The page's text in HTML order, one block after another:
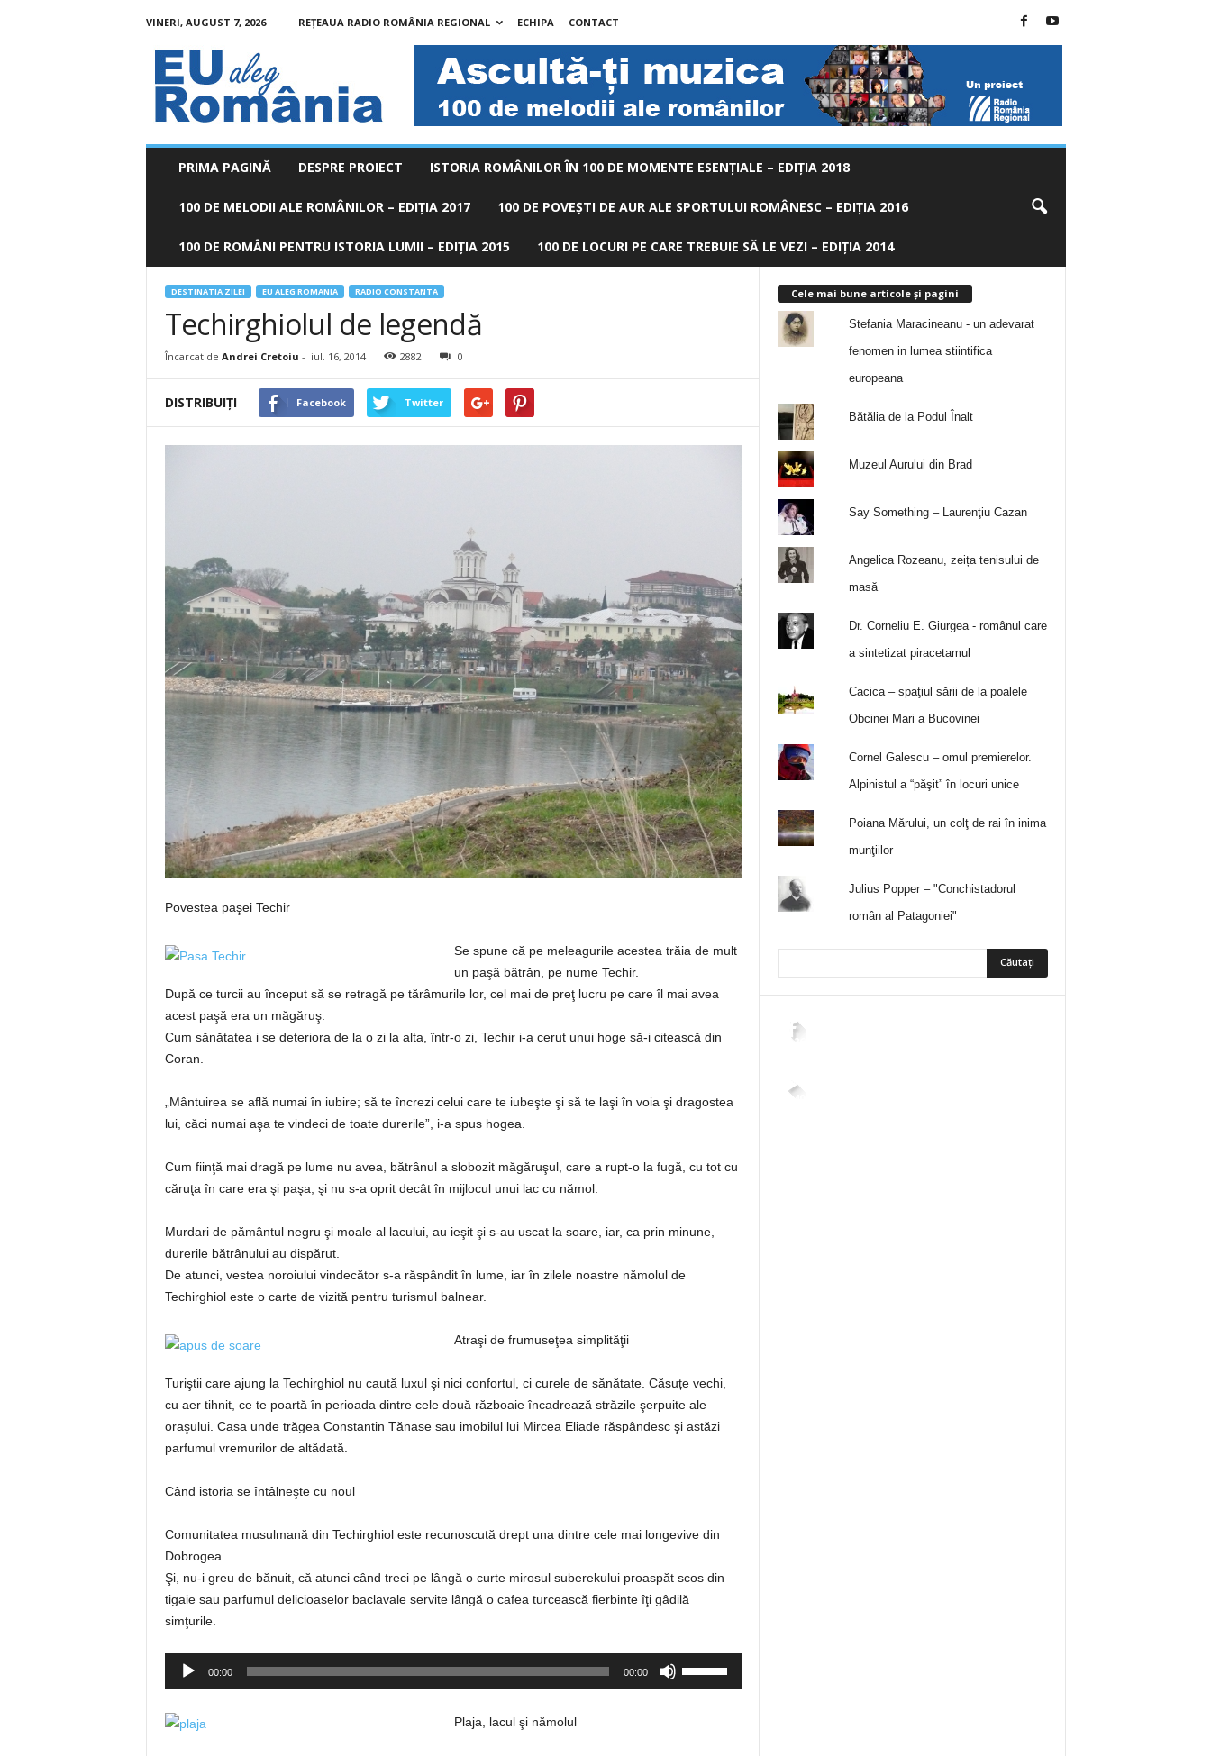
VINERI, AUGUST 7, 2026 REȚEAUA RADIO ROMÂNIA REGIONAL ECHIPA
CONTACT
aleg
România
PRIMA PAGINĂ DESPRE PROIECT ISTORIA ROMÂNILOR ÎN 100 DE MOMENTE ESENŢIALE – EDIŢIA 2018
100 DE MELODII ALE ROMÂNILOR – EDIȚIA 2017 100 DE POVEŞTI DE AUR ALE SPORTULUI ROMÂNESC – EDIȚIA 2016
100 DE ROMÂNI PENTRU ISTORIA LUMII – EDIȚIA 2015 100 DE LOCURI PE CARE TREBUIE SĂ LE VEZI – EDIȚIA 2014
DESTINATIA ZILEI EU ALEG ROMANIA RADIO CONSTANTA
Techirghiolul de legendă
Încarcat de Andrei Cretoiu - iul. 16, 2014 2882 0
DISTRIBUIȚI Facebook Twitter
Povestea paşei Techir
Se spune că pe meleagurile acestea trăia de mult
un paşă bătrân, pe nume Techir.
După ce turcii au început să se retragă pe tărâmurile lor, cel mai de preţ lucru pe care îl mai avea
acest paşă era un măgăruş.
Cum sănătatea i se deteriora de la o zi la alta, într-o zi, Techir i-a cerut unui hoge să-i citească din
Coran.
„Mântuirea se află numai în iubire; să te încrezi celui care te iubeşte şi să te laşi în voia şi dragostea
lui, căci numai aşa te vindeci de toate durerile”, i-a spus hogea.
Cum fiinţă mai dragă pe lume nu avea, bătrânul a slobozit măgăruşul, care a rupt-o la fugă, cu tot cu
căruţa în care era şi paşa, şi nu s-a oprit decât în mijlocul unui lac cu nămol.
Murdari de pământul negru şi moale al lacului, au ieşit şi s-au uscat la soare, iar, ca prin minune,
durerile bătrânului au dispărut.
De atunci, vestea noroiului vindecător s-a răspândit în lume, iar în zilele noastre nămolul de
Techirghiol este o carte de vizită pentru turismul balnear.
Atraşi de frumuseţea simplităţii
Turiştii care ajung la Techirghiol nu caută luxul şi nici confortul, ci curele de sănătate. Căsuțe vechi,
cu aer tihnit, ce te poartă în perioada dintre cele două războaie încadrează străzile şerpuite ale
oraşului. Casa unde trăgea Constantin Tănase sau imobilul lui Mircea Eliade răspândesc şi astăzi
parfumul vremurilor de altădată.
Când istoria se întâlneşte cu noul
Comunitatea musulmană din Techirghiol este recunoscută drept una dintre cele mai longevive din
Dobrogea.
Şi, nu-i greu de bănuit, că atunci când treci pe lângă o curte mirosul suberekului proaspăt scos din
tigaie sau parfumul delicioaselor baclavale servite lângă o cafea turcească fierbinte îţi gâdilă
simţurile.
Player
00:00 00:00
Plaja, lacul şi nămolul
Cele mai bune articole și pagini
Stefania Maracineanu - un adevarat
fenomen in lumea stiintifica
europeana
Bătălia de la Podul Înalt
Muzeul Aurului din Brad
Say Something – Laurenţiu Cazan
Angelica Rozeanu, zeița tenisului de
masă
Dr. Corneliu E. Giurgea - românul care
a sintetizat piracetamul
Cacica – spaţiul sării de la poalele
Obcinei Mari a Bucovinei
Cornel Galescu – omul premierelor.
Alpinistul a “păşit” în locuri unice
Poiana Mărului, un colţ de rai în inima
munţiilor
Julius Popper – "Conchistadorul
român al Patagoniei"
2,265
4,400